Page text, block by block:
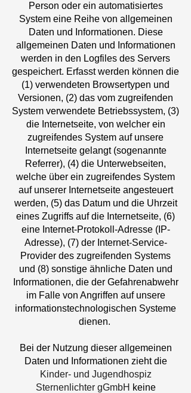
Person oder ein automatisiertes
System eine Reihe von allgemeinen
Daten und Informationen. Diese
allgemeinen Daten und Informationen
werden in den Logfiles des Servers
gespeichert. Erfasst werden können die
(1) verwendeten Browsertypen und
Versionen, (2) das vom zugreifenden
System verwendete Betriebssystem, (3)
die Internetseite, von welcher ein
zugreifendes System auf unsere
Internetseite gelangt (sogenannte
Referrer), (4) die Unterwebseiten,
welche über ein zugreifendes System
auf unserer Internetseite angesteuert
werden, (5) das Datum und die Uhrzeit
eines Zugriffs auf die Internetseite, (6)
eine Internet-Protokoll-Adresse (IP-
Adresse), (7) der Internet-Service-
Provider des zugreifenden Systems
und (8) sonstige ähnliche Daten und
Informationen, die der Gefahrenabwehr
im Falle von Angriffen auf unsere
informationstechnologischen Systeme
dienen.
Bei der Nutzung dieser allgemeinen
Daten und Informationen zieht die
Kinder- und Jugendhospiz
Sternenlichter gGmbH keine